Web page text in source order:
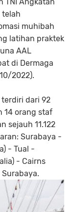
telah
muhibah
latihan praktek
AAL
di Dermaga
2022).
dari 92
14 orang staf
sejauh 11.122
Surabaya -
- Tual -
- Cairns